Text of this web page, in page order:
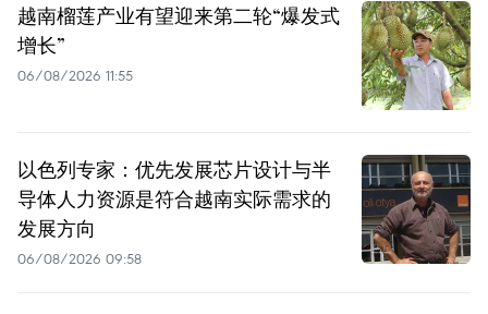
越南榴莲产业有望迎来第二轮“爆发式
增长”
06/08/2026 11:55
以色列专家：优先发展芯片设计与半
导体人力资源是符合越南实际需求的
发展方向
06/08/2026 09:58